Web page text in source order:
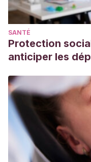
2023. https://
SANTÉ
Protection
anticiper les